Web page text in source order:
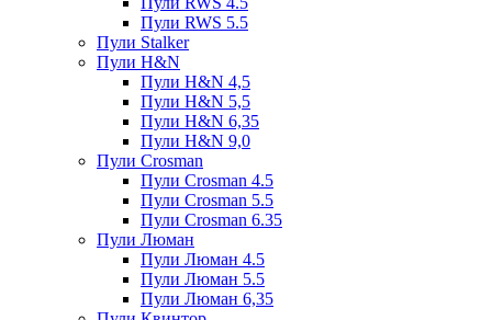
Пули RWS 5.5
Пули Stalker
Пули H&N
Пули H&N 4,5
Пули H&N 5,5
Пули H&N 6,35
Пули H&N 9,0
Пули Crosman
Пули Crosman 4.5
Пули Crosman 5.5
Пули Crosman 6.35
Пули Люман
Пули Люман 4.5
Пули Люман 5.5
Пули Люман 6,35